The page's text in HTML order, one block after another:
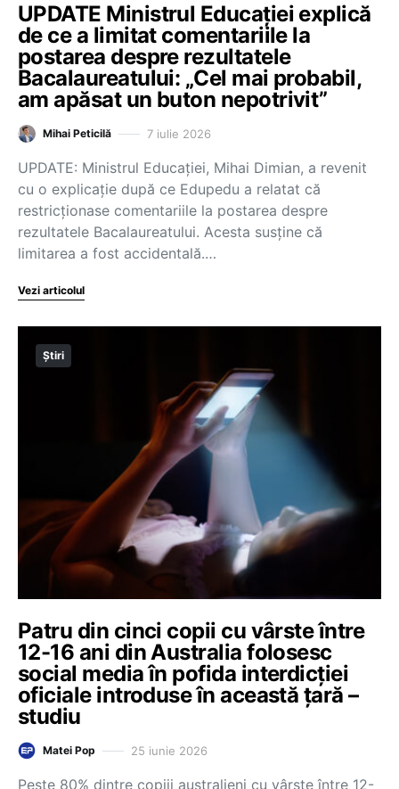
UPDATE Ministrul Educației explică
de ce a limitat comentariile la
postarea despre rezultatele
Bacalaureatului: „Cel mai probabil,
am apăsat un buton nepotrivit”
Mihai Peticilă 7 iulie 2026
UPDATE: Ministrul Educației, Mihai Dimian, a revenit
cu o explicație după ce Edupedu a relatat că
restricționase comentariile la postarea despre
rezultatele Bacalaureatului. Acesta susține că
limitarea a fost accidentală.…
Vezi articolul
Știri
Patru din cinci copii cu vârste între
12-16 ani din Australia folosesc
social media în pofida interdicției
oficiale introduse în această țară –
studiu
Matei Pop 25 iunie 2026
Peste 80% dintre copiii australieni cu vârste între 12-